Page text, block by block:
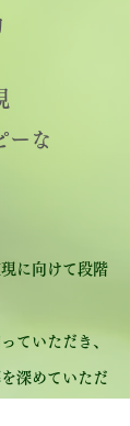
ーな
に向けて段階
ていただき、
深めていただ